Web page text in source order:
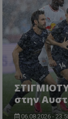
στην
06.08.2026 -